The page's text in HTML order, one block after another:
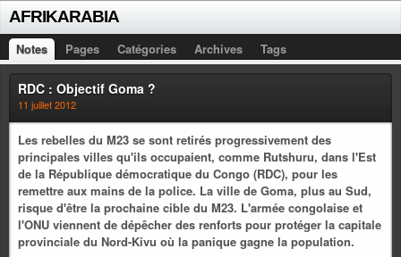
AFRIKARABIA
Notes Pages Catégories Archives Tags
RDC : Objectif Goma ?
11 juillet 2012
Les rebelles du M23 se sont retirés progressivement des
principales villes qu'ils occupaient, comme Rutshuru, dans l'Est
de la République démocratique du Congo (RDC), pour les
remettre aux mains de la police. La ville de Goma, plus au Sud,
risque d'être la prochaine cible du M23. L'armée congolaise et
l'ONU viennent de dépêcher des renforts pour protéger la capitale
provinciale du Nord-Kivu où la panique gagne la population.